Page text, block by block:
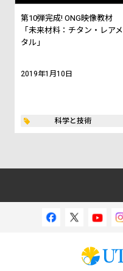
第10弾完成! ONG映像教材
「未来材料：チタン・レアメ
タル」
2019年1月10日
科学と技術